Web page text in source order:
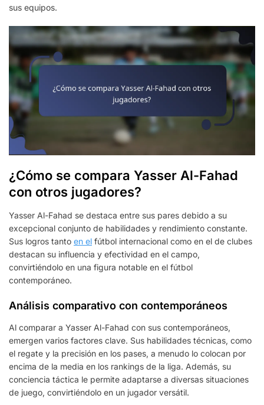
sus equipos.
¿Cómo se compara Yasser Al-Fahad
con otros jugadores?
Yasser Al-Fahad se destaca entre sus pares debido a su
excepcional conjunto de habilidades y rendimiento constante.
Sus logros tanto en el fútbol internacional como en el de clubes
destacan su influencia y efectividad en el campo,
convirtiéndolo en una figura notable en el fútbol
contemporáneo.
Análisis comparativo con contemporáneos
Al comparar a Yasser Al-Fahad con sus contemporáneos,
emergen varios factores clave. Sus habilidades técnicas, como
el regate y la precisión en los pases, a menudo lo colocan por
encima de la media en los rankings de la liga. Además, su
conciencia táctica le permite adaptarse a diversas situaciones
de juego, convirtiéndolo en un jugador versátil.